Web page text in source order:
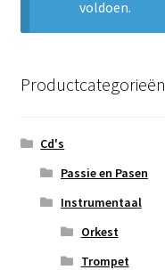
voldoen.
Productcategorieën
Cd's
Passie en Pasen
Instrumentaal
Orkest
Trompet